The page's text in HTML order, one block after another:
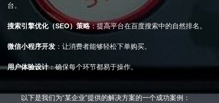
台。
搜索引擎优化（SEO）策略：提高平台在百度搜索中的自然排名。
微信小程序开发 ：让消费者能够轻松下单购买。
用户体验设计：确保每个环节都易于操作。
以下是我们为“某企业”提供的解决方案的一个成功案例：